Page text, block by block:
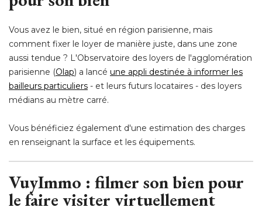
Vous avez le bien, situé en région parisienne, mais
comment fixer le loyer de manière juste, dans une zone
aussi tendue ? L'Observatoire des loyers de l'agglomération
parisienne (Olap) a lancé une appli destinée à informer les
bailleurs particuliers - et leurs futurs locataires - des loyers
médians au mètre carré.
Vous bénéficiez également d'une estimation des charges
en renseignant la surface et les équipements.
VuyImmo : filmer son bien pour
le faire visiter virtuellement